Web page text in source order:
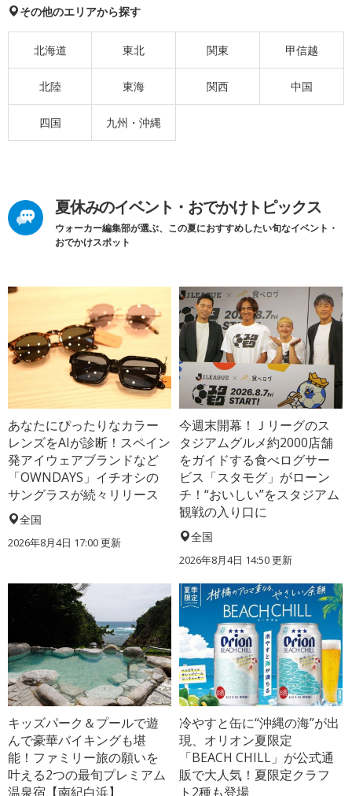
その他のエリアから探す
北海道 東北 関東 甲信越
北陸 東海 関西 中国
四国 九州・沖縄
夏休みのイベント・おでかけトピックス
ウォーカー編集部が選ぶ、この夏におすすめしたい旬なイベント・
おでかけスポット
あなたにぴったりなカラー
レンズをAIが診断！スペイン
発アイウェアブランドなど
「OWNDAYS」イチオシの
サングラスが続々リリース
全国
2026年8月4日 17:00更新
今週末開幕！Ｊリーグのス
タジアムグルメ約2000店舗
をガイドする食べログサー
ビス「スタモグ」がローン
チ！“おいしい”をスタジアム
観戦の入り口に
全国
2026年8月4日 14:50更新
キッズパーク＆プールで遊
んで豪華バイキングも堪
能！ファミリー旅の願いを
叶える2つの最旬プレミアム
温泉宿【南紀白浜】
冷やすと缶に“沖縄の海”が出
現、オリオン夏限定
「BEACH CHILL」が公式通
販で大人気！夏限定クラフ
ト2種も登場